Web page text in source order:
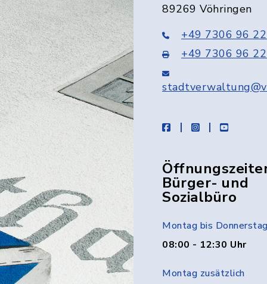
89269 Vöhringen
+49 7306 96
+49 7306 96
facebookinstagramyoutube
Bürger- und
Sozialbüro
Montag bis Donnerstag
08:00 - 12:30 Uhr
Montag zusätzlich